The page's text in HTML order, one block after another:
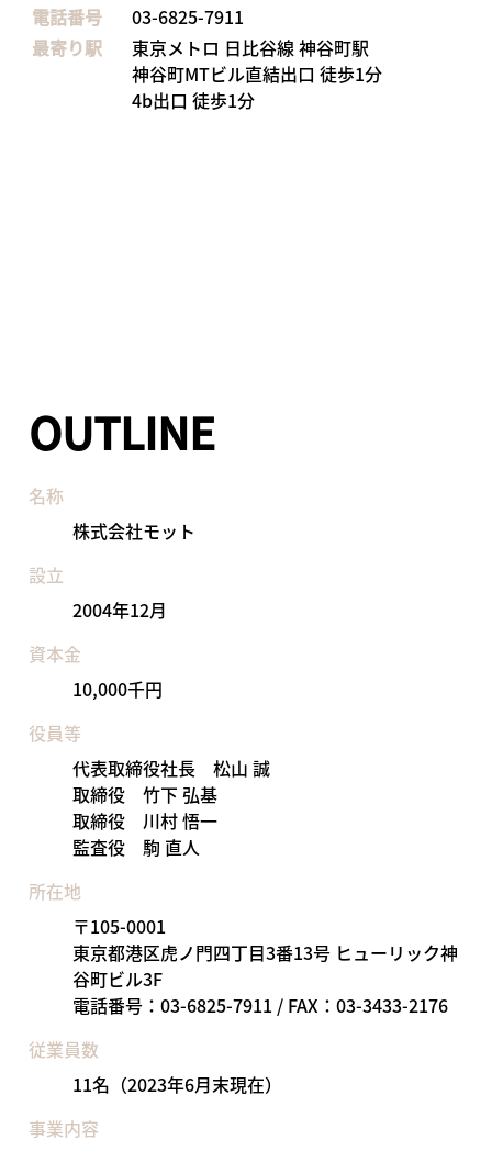
電話番号
03-6825-7911
最寄り駅
東京メトロ 日比谷線 神谷町駅
神谷町MTビル直結出口 徒歩1分
4b出口 徒歩1分
OUTLINE
名称
株式会社モット
設立
2004年12月
資本金
10,000千円
役員等
代表取締役社長 松山 誠
取締役 竹下 弘基
取締役 川村 悟一
監査役 駒 直人
所在地
〒105-0001
東京都港区虎ノ門四丁目3番13号 ヒューリック神
谷町ビル3F
電話番号：03-6825-7911 / FAX：03-3433-2176
従業員数
11名（2023年6月末現在）
事業内容